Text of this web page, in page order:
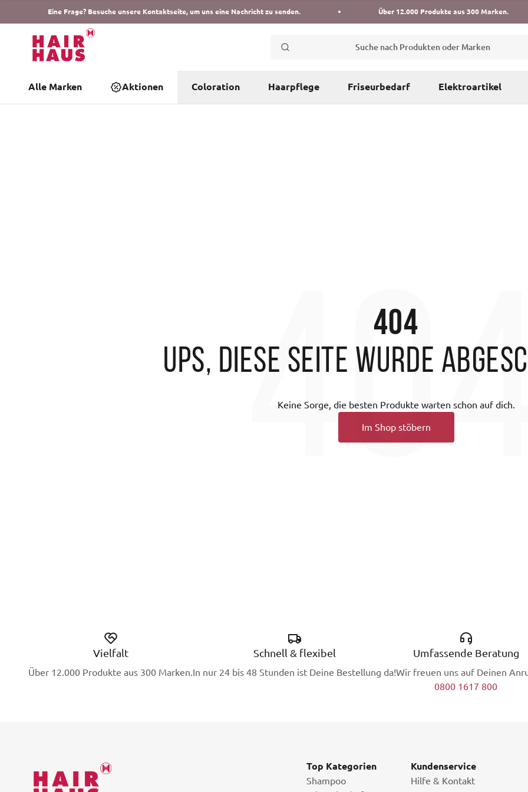
Eine Frage? Besuche unsere Kontaktseite, um uns eine Nachricht zu senden. Über 12.000 Produkte aus 300 Marken.
Suche nach Produkten oder Marken
Alle Marken Aktionen Coloration Haarpflege Friseurbedarf Elektroartikel
404
Ups, diese Seite wurde
Keine Sorge, die besten Produkte warten schon auf dich.
Im Shop stöbern
Vielfalt
Über 12.000 Produkte aus 300 Marken.
Schnell & flexibel
In nur 24 bis 48 Stunden ist Deine Bestellung da!
Umfassende Beratung
Wir freuen uns auf Deinen
0800 1617 800
Top Kategorien
Shampoo
Kundenservice
Hilfe & Kontakt